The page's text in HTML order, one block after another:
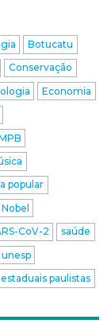
Botucatu
Conservação
Economia
popular
CoV-2
saúde
unesp
paulistas